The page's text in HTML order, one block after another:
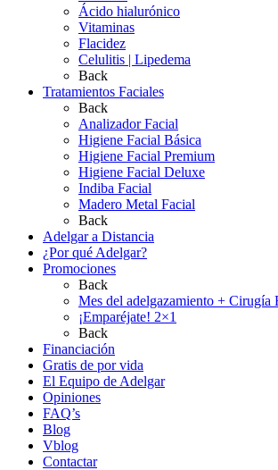
Ácido hialurónico
Vitaminas
Flacidez
Celulitis | Lipedema
Back
Tratamientos Faciales
Back
Analizador Facial
Higiene Facial Básica
Higiene Facial Premium
Higiene Facial Deluxe
Indiba Facial
Madero Metal Facial
Back
Adelgar a Distancia
¿Por qué Adelgar?
Promociones
Back
Mes del adelgazamiento + Cirugía
¡Emparéjate! 2×1
Back
Financiación
Gratis de por vida
El Equipo de Adelgar
Opiniones
FAQ’s
Blog
Vblog
Contactar